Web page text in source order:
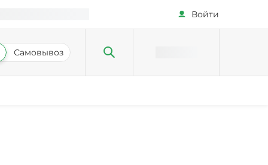
Войти
Самовывоз